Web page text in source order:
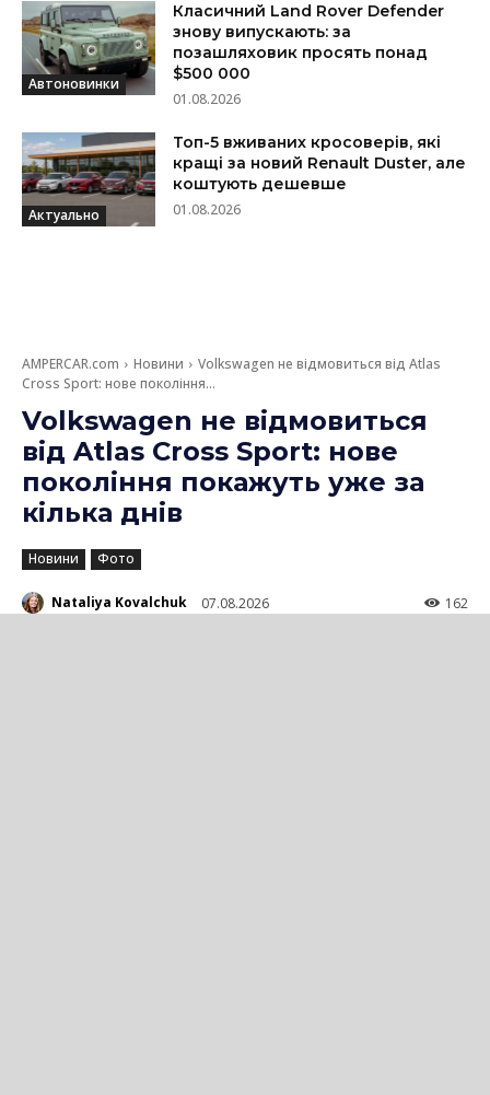
Автоновинки
Класичний Land Rover Defender
знову випускають: за
позашляховик просять понад
$500 000
01.08.2026
Актуально
Топ-5 вживаних кросоверів, які
кращі за новий Renault Duster, але
коштують дешевше
01.08.2026